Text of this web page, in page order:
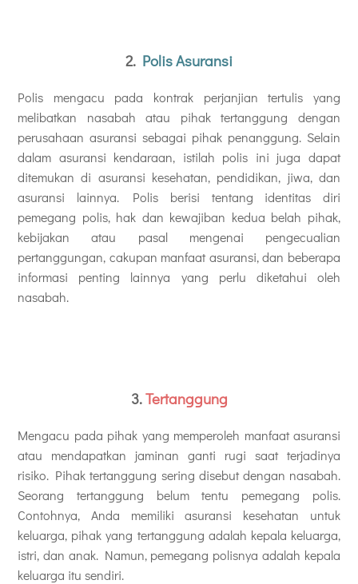
2. Polis Asuransi
Polis mengacu pada kontrak perjanjian tertulis yang
melibatkan nasabah atau pihak tertanggung dengan
perusahaan asuransi sebagai pihak penanggung. Selain
dalam asuransi kendaraan, istilah polis ini juga dapat
ditemukan di asuransi kesehatan, pendidikan, jiwa, dan
asuransi lainnya. Polis berisi tentang identitas diri
pemegang polis, hak dan kewajiban kedua belah pihak,
kebijakan atau pasal mengenai pengecualian
pertanggungan, cakupan manfaat asuransi, dan beberapa
informasi penting lainnya yang perlu diketahui oleh
nasabah.
3.Tertanggung
Mengacu pada pihak yang memperoleh manfaat asuransi
atau mendapatkan jaminan ganti rugi saat terjadinya
risiko. Pihak tertanggung sering disebut dengan nasabah.
Seorang tertanggung belum tentu pemegang polis.
Contohnya, Anda memiliki asuransi kesehatan untuk
keluarga, pihak yang tertanggung adalah kepala keluarga,
istri, dan anak. Namun, pemegang polisnya adalah kepala
keluarga itu sendiri.